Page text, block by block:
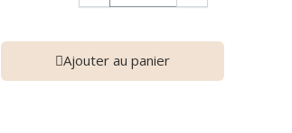
Ajouter au panier